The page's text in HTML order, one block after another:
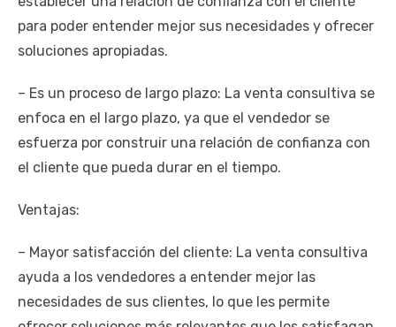
para poder entender mejor sus necesidades y ofrecer
soluciones apropiadas.
– Es un proceso de largo plazo: La venta consultiva se
enfoca en el largo plazo, ya que el vendedor se
esfuerza por construir una relación de confianza con
el cliente que pueda durar en el tiempo.
Ventajas:
– Mayor satisfacción del cliente: La venta consultiva
ayuda a los vendedores a entender mejor las
necesidades de sus clientes, lo que les permite